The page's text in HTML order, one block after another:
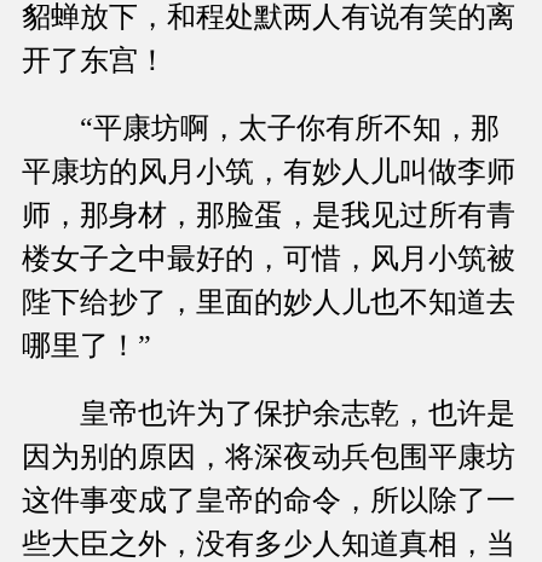
貂蝉放下，和程处默两人有说有笑的离
开了东宫！
“平康坊啊，太子你有所不知，那
平康坊的风月小筑，有妙人儿叫做李师
师，那身材，那脸蛋，是我见过所有青
楼女子之中最好的，可惜，风月小筑被
陛下给抄了，里面的妙人儿也不知道去
哪里了！”
皇帝也许为了保护余志乾，也许是
因为别的原因，将深夜动兵包围平康坊
这件事变成了皇帝的命令，所以除了一
些大臣之外，没有多少人知道真相，当